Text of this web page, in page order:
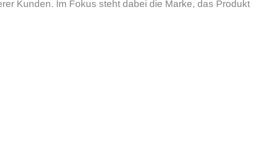
Kunden. Im Fokus steht dabei die Marke, das Produkt